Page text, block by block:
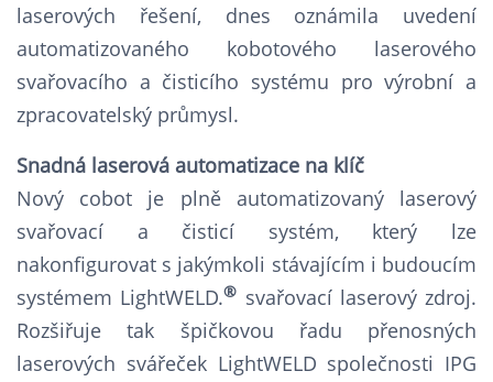
laserových řešení, dnes oznámila uvedení
automatizovaného kobotového laserového
svařovacího a čisticího systému pro výrobní a
zpracovatelský průmysl.
Snadná laserová automatizace na klíč
Nový cobot je plně automatizovaný laserový
svařovací a čisticí systém, který lze
nakonfigurovat s jakýmkoli stávajícím i budoucím
systémem LightWELD.® svařovací laserový zdroj.
Rozšiřuje tak špičkovou řadu přenosných
laserových svářeček LightWELD společnosti IPG